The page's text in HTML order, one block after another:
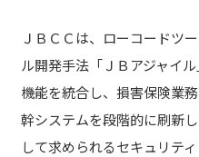
ＪＢＣＣは、ローコードツ
ル開発手法「ＪＢアジャイ
機能を統合し、損害保険業
幹システムを段階的に刷新
して求められるセキュリテ